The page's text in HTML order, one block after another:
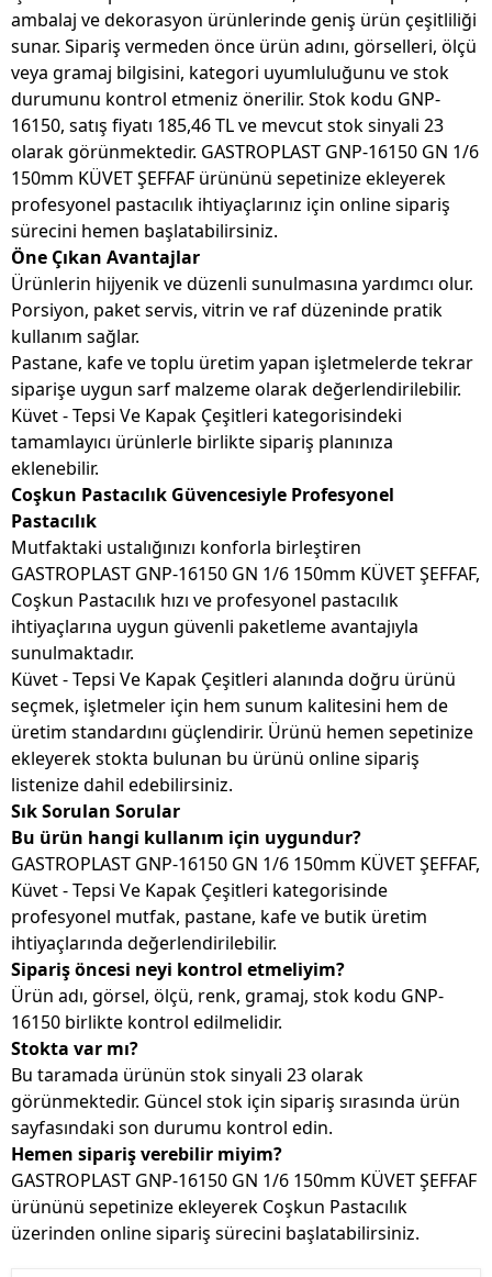
ambalaj ve dekorasyon ürünlerinde geniş ürün çeşitliliği
sunar. Sipariş vermeden önce ürün adını, görselleri, ölçü
veya gramaj bilgisini, kategori uyumluluğunu ve stok
durumunu kontrol etmeniz önerilir. Stok kodu GNP-
16150, satış fiyatı 185,46 TL ve mevcut stok sinyali 23
olarak görünmektedir. GASTROPLAST GNP-16150 GN 1/6
150mm KÜVET ŞEFFAF ürününü sepetinize ekleyerek
profesyonel pastacılık ihtiyaçlarınız için online sipariş
sürecini hemen başlatabilirsiniz.
Öne Çıkan Avantajlar
Ürünlerin hijyenik ve düzenli sunulmasına yardımcı olur.
Porsiyon, paket servis, vitrin ve raf düzeninde pratik
kullanım sağlar.
Pastane, kafe ve toplu üretim yapan işletmelerde tekrar
siparişe uygun sarf malzeme olarak değerlendirilebilir.
Küvet - Tepsi Ve Kapak Çeşitleri kategorisindeki
tamamlayıcı ürünlerle birlikte sipariş planınıza
eklenebilir.
Coşkun Pastacılık Güvencesiyle Profesyonel
Pastacılık
Mutfaktaki ustalığınızı konforla birleştiren
GASTROPLAST GNP-16150 GN 1/6 150mm KÜVET ŞEFFAF,
Coşkun Pastacılık hızı ve profesyonel pastacılık
ihtiyaçlarına uygun güvenli paketleme avantajıyla
sunulmaktadır.
Küvet - Tepsi Ve Kapak Çeşitleri alanında doğru ürünü
seçmek, işletmeler için hem sunum kalitesini hem de
üretim standardını güçlendirir. Ürünü hemen sepetinize
ekleyerek stokta bulunan bu ürünü online sipariş
listenize dahil edebilirsiniz.
Sık Sorulan Sorular
Bu ürün hangi kullanım için uygundur?
GASTROPLAST GNP-16150 GN 1/6 150mm KÜVET ŞEFFAF,
Küvet - Tepsi Ve Kapak Çeşitleri kategorisinde
profesyonel mutfak, pastane, kafe ve butik üretim
ihtiyaçlarında değerlendirilebilir.
Sipariş öncesi neyi kontrol etmeliyim?
Ürün adı, görsel, ölçü, renk, gramaj, stok kodu GNP-
16150 birlikte kontrol edilmelidir.
Stokta var mı?
Bu taramada ürünün stok sinyali 23 olarak
görünmektedir. Güncel stok için sipariş sırasında ürün
sayfasındaki son durumu kontrol edin.
Hemen sipariş verebilir miyim?
GASTROPLAST GNP-16150 GN 1/6 150mm KÜVET ŞEFFAF
ürününü sepetinize ekleyerek Coşkun Pastacılık
üzerinden online sipariş sürecini başlatabilirsiniz.